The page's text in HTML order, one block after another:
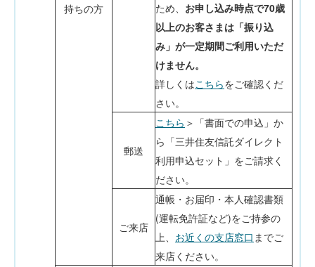
持ちの方
ため、 お申し込み時点で70歳
以上のお客さまは「振り込
み」が一定期間ご利用いただ
けません。
詳しくはこちらをご確認くだ
さい。
郵送
こちら ＞「書面での申込」か
ら「三井住友信託ダイレクト
利用申込セット」をご請求く
ださい。
ご来店
通帳・お届印・本人確認書類
(運転免許証など)をご持参の
上、 お近くの支店窓口 までご
来店ください。